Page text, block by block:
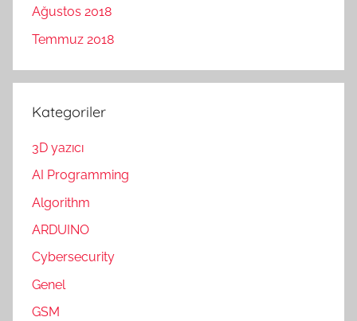
Ağustos 2018
Temmuz 2018
Kategoriler
3D yazıcı
AI Programming
Algorithm
ARDUINO
Cybersecurity
Genel
GSM